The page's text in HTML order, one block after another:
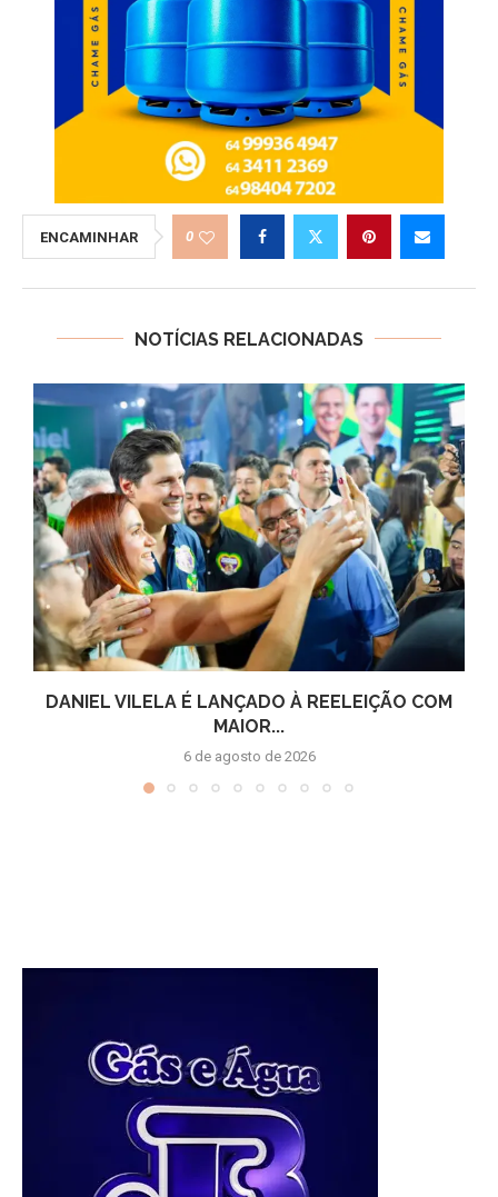
ENCAMINHAR 0
NOTÍCIAS RELACIONADAS
DANIEL VILELA É LANÇADO À REELEIÇÃO COM
MAIOR...
6 de agosto de 2026